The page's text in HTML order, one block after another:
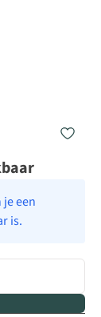
een
is.